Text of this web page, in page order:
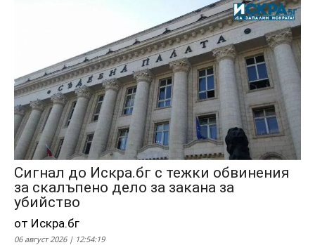
Сигнал до Искра.бг с тежки обвинения
за скалъпено дело за закана за
убийство
от Искра.бг
06 август 2026 | 12:54:19